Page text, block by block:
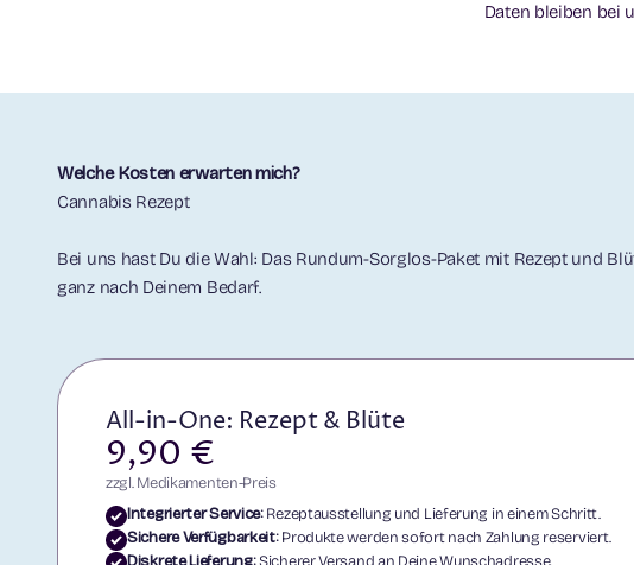
Daten bleiben bei
Welche Kosten erwarten mich?
Bei uns hast Du die Wahl: Das Rundum-Sorglos-Paket mit Rezept und
ganz nach Deinem Bedarf.
All-in-One: Rezept & Blüte
9,90 €
zzgl. Medikamenten-Preis
Integrierter Service:Rezeptausstellung und Lieferung in einem Schritt.
Sichere Verfügbarkeit:Produkte werden sofort nach Zahlung reserviert.
Diskrete Lieferung:Sicherer Versand an Deine Wunschadresse.